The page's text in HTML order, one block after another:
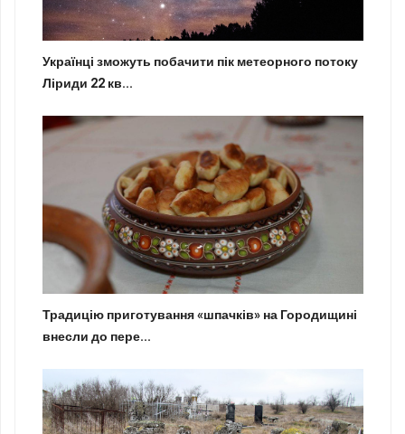
Українці зможуть побачити пік метеорного потоку
Ліриди 22 кв...
Традицію приготування «шпачків» на Городищині
внесли до пере...